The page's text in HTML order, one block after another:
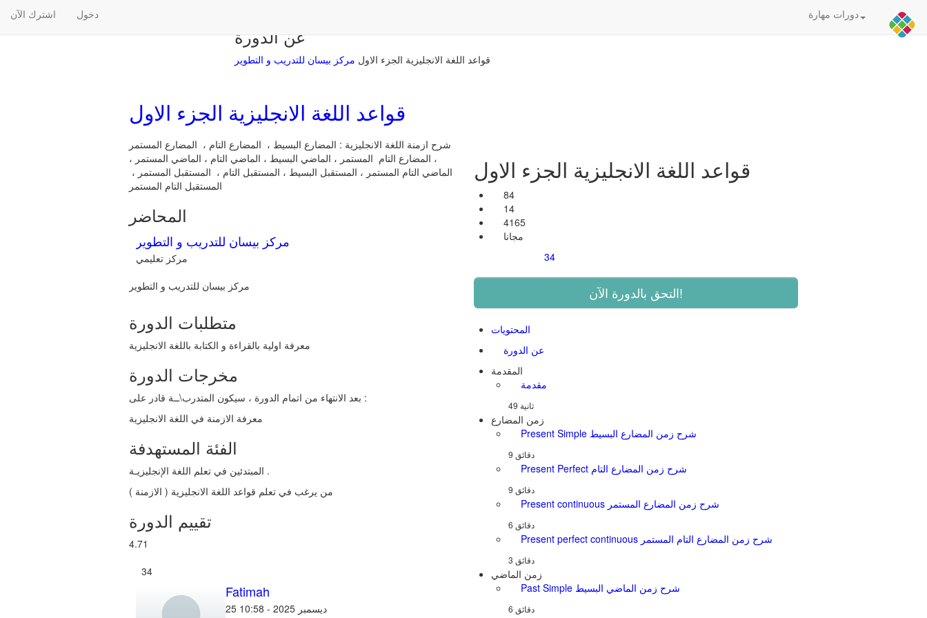
دورات مهارة اشترك الآن دخول
عن الدورة
قواعد اللغة الانجليزية الجزء الاول مركز بيسان للتدريب و التطوير
قواعد اللغة الانجليزية الجزء الاول
قواعد اللغة الانجليزية الجزء الاول
84
14
4165
مجانا
34
المحتويات
عن الدورة
المقدمة
مقدمة
49 ثانية
زمن المضارع
Present Simple شرح زمن المضارع البسيط
Present Perfect شرح زمن المضارع التام
Present continuous شرح زمن المضارع المستمر
Present perfect continuous شرح زمن المضارع التام المستمر
زمن الماضي
Past Simple شرح زمن الماضي البسيط
شرح ازمنة اللغة الانجليزية : المضارع البسيط ، المضارع التام ، المضارع المستمر
، المضارع التام المستمر ، الماضي البسيط ، الماضي التام ، الماضي المستمر ،
الماضي التام المستمر ، المستقبل البسيط ، المستقبل التام ، المستقبل المستمر ،
المستقبل التام المستمر
المحاضر
مركز بيسان للتدريب و التطوير
مركز تعليمي
متطلبات الدورة
معرفة اولية بالقراءة و الكتابة باللغة الانجليزية
مخرجات الدورة
بعد الانتهاء من اتمام الدورة ، سيكون المتدرب\ــة قادر على :
الفئة المستهدفة
المبتدئين في تعلم اللغة الإنجليزيـة .
من يرغب في تعلم قواعد اللغة الانجليزية ( الازمنة )
تقييم الدورة
4.71
34
Fatimah
25 ديسمبر 2025 - 10:58